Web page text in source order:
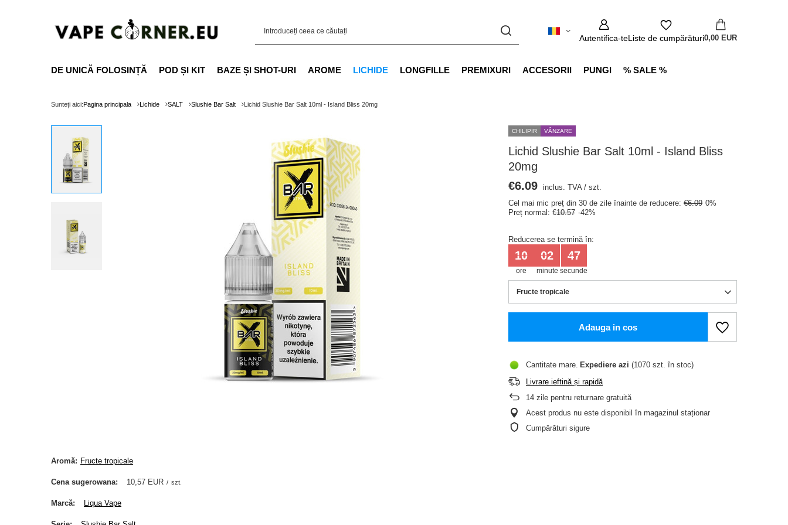
Autentifica-teListe de cumpărături0,00 EUR
DE UNICĂ FOLOSINȚĂ POD ȘI KIT BAZE ȘI SHOT-URI AROME LICHIDE LONGFILLE PREMIXURI ACCESORII PUNGI % SALE %
Sunteți aici:Pagina principala Lichide SALT Slushie Bar Salt Lichid Slushie Bar Salt 10ml - Island Bliss 20mg
CHILIPIR VÂNZARE
Lichid Slushie Bar Salt 10ml - Island Bliss
20mg
Fructe tropicale
€6.09 inclus. TVA/szt.
Cel mai mic preț din 30 de zile înainte de reducere:€6.09 0%
Preț normal:€10.57 -42%
Reducerea se termină în:
10
ore
02
minute
46
secunde
Adauga in cos
Cantitate mare Expediereazi (1070 szt. în stoc)
Livrare ieftină și rapidă
14 zile pentru returnare gratuită
Acest produs nu este disponibil în magazinul staționar
Cumpărături sigure
Aromă Fructe tropicale
Cena sugerowana 10,57 EUR / szt.
Marcă Liqua Vape